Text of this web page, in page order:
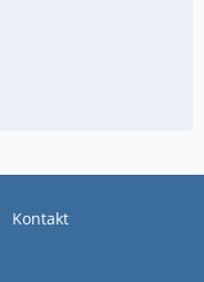
Kontakt